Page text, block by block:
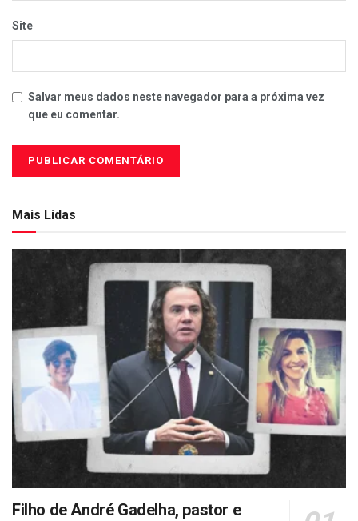
Site
Salvar meus dados neste navegador para a próxima vez
que eu comentar.
Mais Lidas
Filho de André Gadelha, pastor e